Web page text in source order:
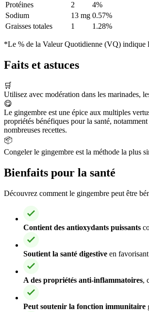
Protéines
2
4%
Sodium
13 mg 0.57%
Graisses totales
1 1.28%
*Le % de la Valeur Quotidienne (VQ) indique
Faits et astuces
🛒
Utilisez avec modération dans les marinades,
😋
Le gingembre est une épice aux multiples
propriétés bénéfiques pour la santé,
nombreuses recettes.
📦
Congeler le gingembre est la méthode la plus
Bienfaits pour la santé
Découvrez comment le gingembre peut être
Contient des antioxydants puissants
Soutient la santé digestive en
A des propriétés anti-inflammatoires,
Peut soutenir la fonction immunitaire